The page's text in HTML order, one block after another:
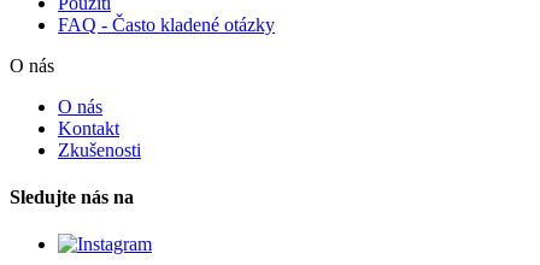
FAQ - Často kladené otázky
O nás
O nás
Kontakt
Zkušenosti
Sledujte nás na